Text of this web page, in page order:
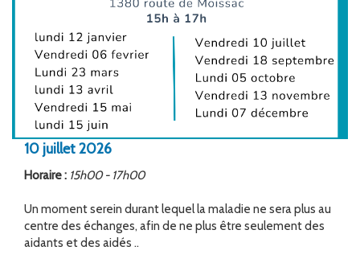
10 juillet2026
Horaire : 15h00 - 17h00
Un moment serein durant lequel la maladie ne sera plus au
centre des échanges, afin de ne plus être seulement des
aidants et des aidés ..